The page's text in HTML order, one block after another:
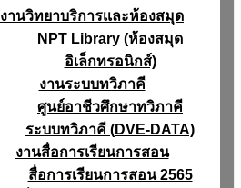
งานวิทยาบริการเเละห้องสมุด
NPT Library (ห้องสมุด
อิเล็กทรอนิกส์)
งานระบบทวิภาคี
ศูนย์อาชีวศึกษาทวิภาคี
ระบบทวิภาคี (DVE-DATA)
งานสื่อการเรียนการสอน
สื่อการเรียนการสอน 2565